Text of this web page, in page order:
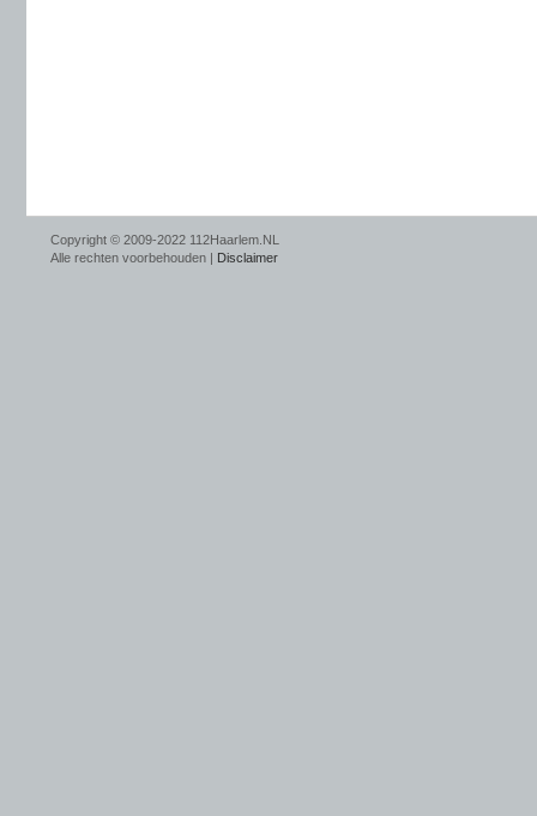
Copyright © 2009-2022 112Haarlem.NL
Alle rechten voorbehouden | Disclaimer